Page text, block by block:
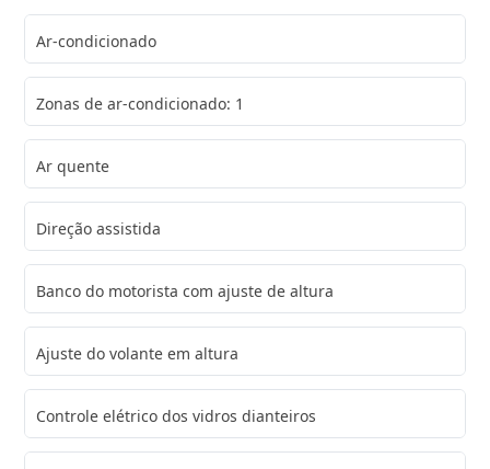
Ar-condicionado
Zonas de ar-condicionado: 1
Ar quente
Direção assistida
Banco do motorista com ajuste de altura
Ajuste do volante em altura
Controle elétrico dos vidros dianteiros